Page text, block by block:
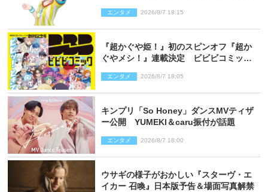
エンタメ 2026/8/7 18:15
『超かぐや姫！』初のスピンオフ『超か
ぐやメシ！』連載決定 ビビビコミック
エンタメ 2026/8/7 18:05
キンプリ「So Honey」ダンスMVティザ
ー公開 YUMEKI＆caru振付が話題
エンタメ 2026/8/7 18:00
ウサギの様子がおかしい『スターヴ・エ
イカー 召喚』日本版予告＆場面写真解禁